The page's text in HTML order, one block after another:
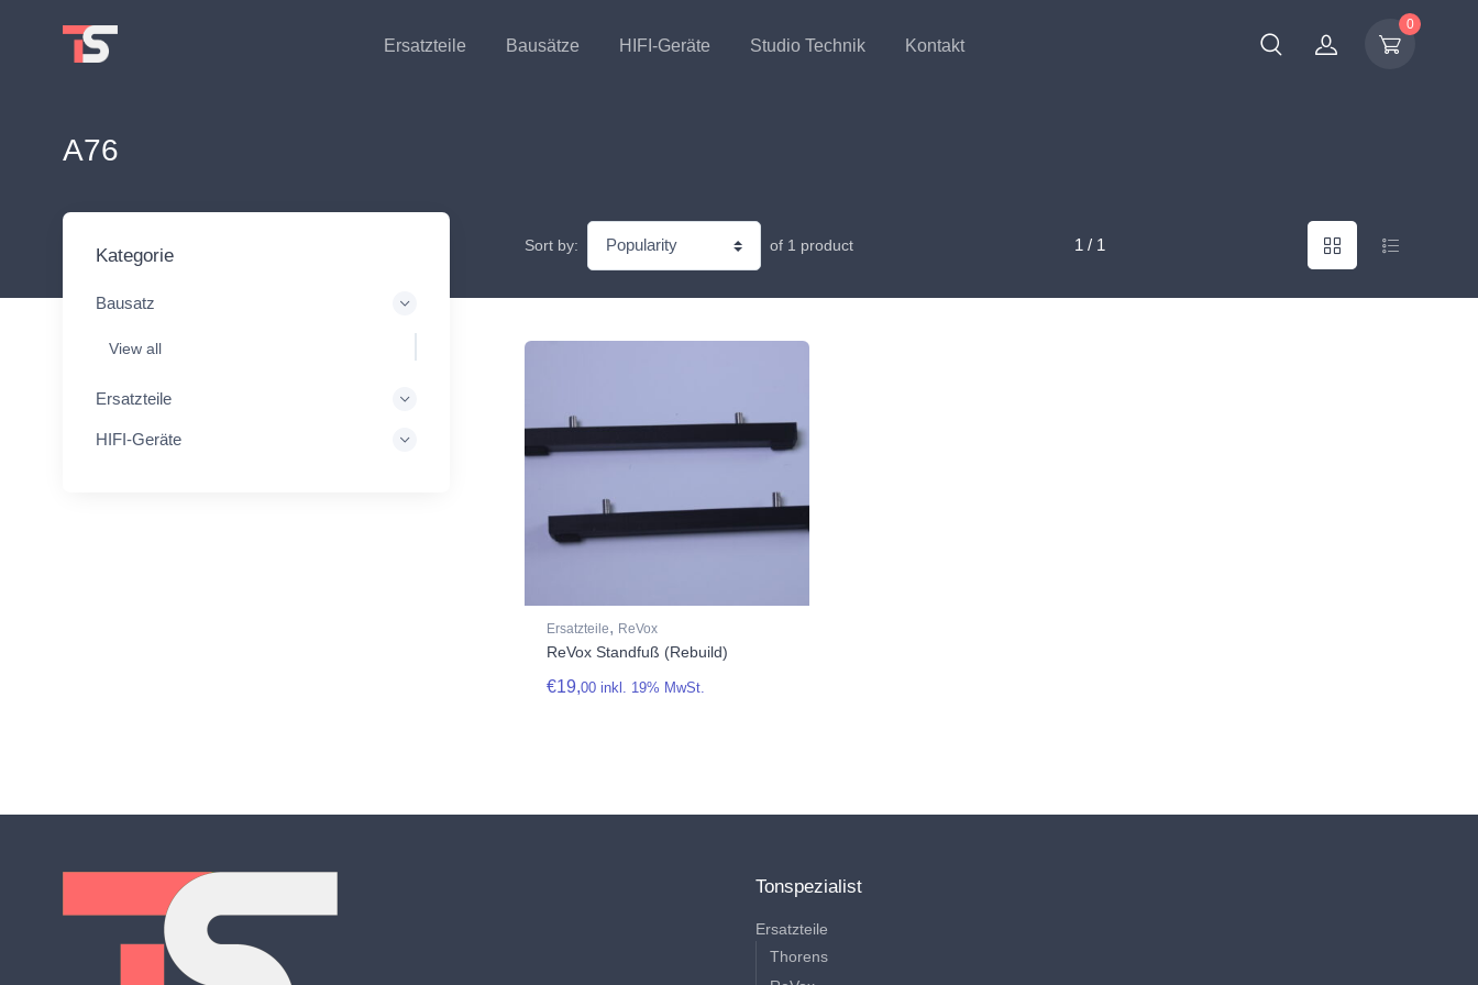
0
Ersatzteile Bausätze HIFI-Geräte Studio Technik Kontakt
A76
Sort by: of 1 product 1 / 1
Ersatzteile, ReVox
ReVox Standfuß (Rebuild)
€19,00 inkl. 19% MwSt.
Kategorie
Bausatz
View all
Ersatzteile
HIFI-Geräte
Tonspezialist
Ersatzteile
Thorens